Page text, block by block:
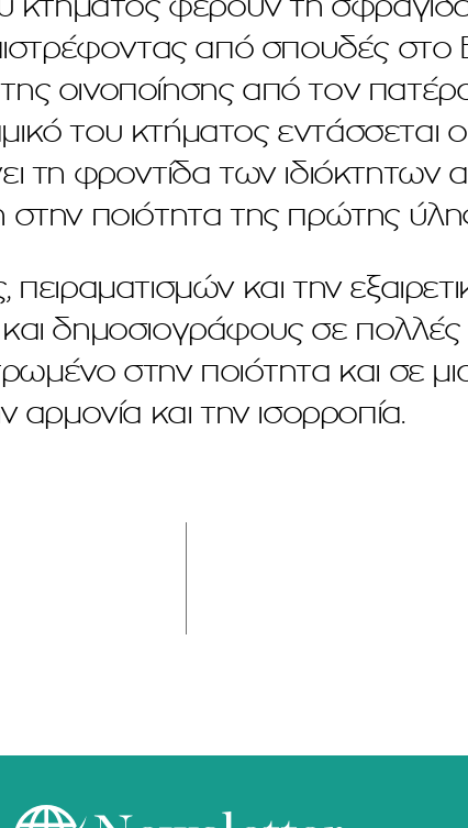
κτήματος φέρουν τη
από σπουδές στο
οινοποίησης από τον πατέρα
του κτήματος
τη φροντίδα των ιδιόκτητων
ποιότητα της πρώτης
πειραματισμών και την
δημοσιογράφους σε
στην ποιότητα και σε
αρμονία και την ισορροπία.